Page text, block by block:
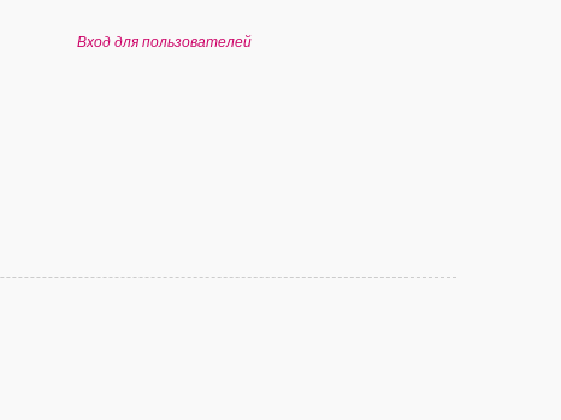
Вход для пользователей